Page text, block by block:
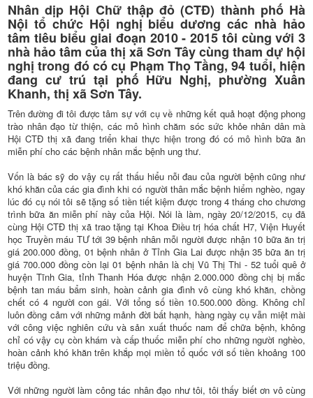
Nhân dịp Hội Chữ thập đỏ (CTĐ) thành phố Hà
Nội tổ chức Hội nghị biểu dương các nhà hảo
tâm tiêu biểu giai đoạn 2010 - 2015 tôi cùng với 3
nhà hảo tâm của thị xã Sơn Tây cùng tham dự hội
nghị trong đó có cụ Phạm Thọ Tầng, 94 tuổi, hiện
đang cư trú tại phố Hữu Nghị, phường Xuân
Khanh, thị xã Sơn Tây.
Trên đường đi tôi được tâm sự với cụ về những kết quả hoạt động phong
trào nhân đạo từ thiện, các mô hình chăm sóc sức khỏe nhân dân mà
Hội CTĐ thị xã đang triển khai thực hiện trong đó có mô hình bữa ăn
miễn phí cho các bệnh nhân mắc bệnh ung thư.
Vốn là bác sỹ do vậy cụ rất thấu hiểu nỗi đau của người bệnh cũng như
khó khăn của các gia đình khi có người thân mắc bệnh hiểm nghèo, ngay
lúc đó cụ nói tôi sẽ tặng số tiền tiết kiệm được trong 4 tháng cho chương
trình bữa ăn miễn phí này của Hội. Nói là làm, ngày 20/12/2015, cụ đã
cùng Hội CTĐ thị xã trao tặng tại Khoa Điều trị hóa chất H7, Viện Huyết
học Truyền máu TƯ tới 39 bệnh nhân mỗi người được nhận 10 bữa ăn trị
giá 200.000 đồng, 01 bệnh nhân ở Tỉnh Gia Lai được nhận 35 bữa ăn trị
giá 700.000 đồng còn lại 01 bệnh nhân là chị Vũ Thị Thi - 52 tuổi quê ở
huyện Tĩnh Gia, tỉnh Thanh Hóa được nhận 2.000.000 đồng chị bị mắc
bệnh tan máu bẩm sinh, hoàn cảnh gia đình vô cùng khó khăn, chồng
chết có 4 người con gái. Với tổng số tiền 10.500.000 đồng. Không chỉ
luôn đồng cảm với những mảnh đời bất hạnh, hàng ngày cụ vẫn miệt mài
với công việc nghiên cứu và sản xuất thuốc nam để chữa bệnh, không
chỉ có vậy cụ còn khám và cấp thuốc miễn phí cho những người nghèo,
hoàn cảnh khó khăn trên khắp mọi miền tổ quốc với số tiền khoảng 100
triệu đồng.
Với những người làm công tác nhân đạo như tôi, tôi thấy biết ơn vô cùng